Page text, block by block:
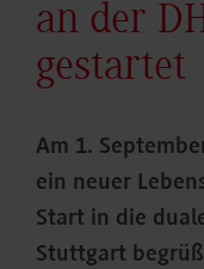
an der
gestartet
Am 1.
ein neuer
Start in die
Stuttgart